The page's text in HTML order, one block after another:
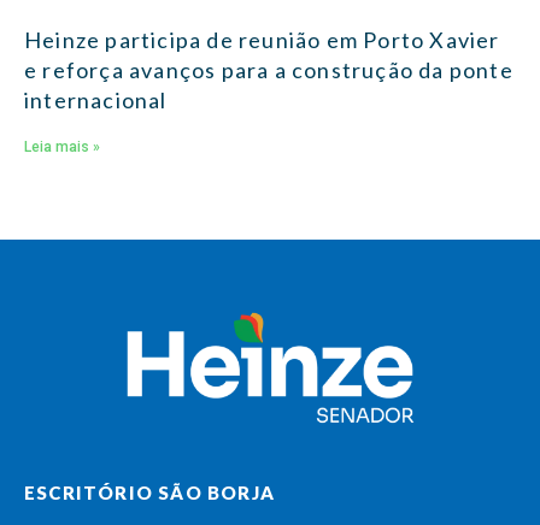
Heinze participa de reunião em Porto Xavier
e reforça avanços para a construção da ponte
internacional
Leia mais »
ESCRITÓRIO SÃO BORJA